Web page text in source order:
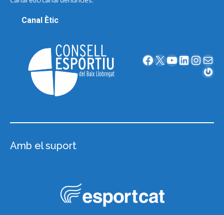
Canal Ètic
Facebook X YouTube LinkedIn InstagramCorreu electrònic
Gravatar
Amb el suport